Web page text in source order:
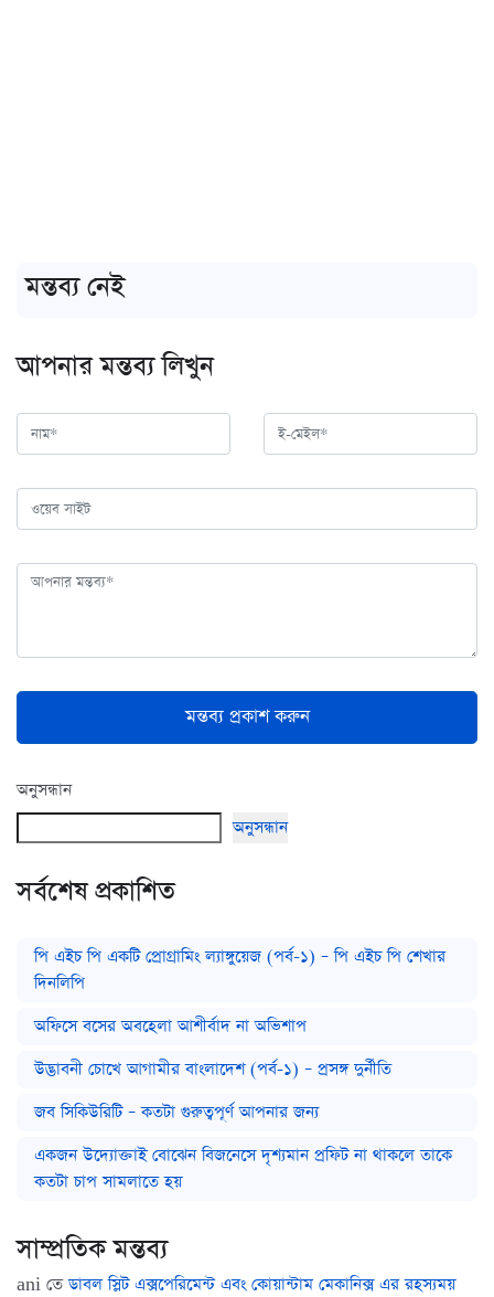
মন্তব্য নেই
আপনার মন্তব্য লিখুন
মন্তব্য প্রকাশ করুন
অনুসন্ধান
অনুসন্ধান
সর্বশেষ প্রকাশিত
পি এইচ পি একটি প্রোগ্রামিং ল্যাঙ্গুয়েজ (পর্ব-১) – পি এইচ পি শেখার
দিনলিপি
অফিসে বসের অবহেলা আশীর্বাদ না অভিশাপ
উদ্ভাবনী চোখে আগামীর বাংলাদেশ (পর্ব-১) – প্রসঙ্গ দুর্নীতি
জব সিকিউরিটি – কতটা গুরুত্বপূর্ণ আপনার জন্য
একজন উদ্যোক্তাই বোঝেন বিজনেসে দৃশ্যমান প্রফিট না থাকলে তাকে
কতটা চাপ সামলাতে হয়
সাম্প্রতিক মন্তব্য
ani তেডাবল স্লিট এক্সপেরিমেন্ট এবং কোয়ান্টাম মেকানিক্স এর রহস্যময়